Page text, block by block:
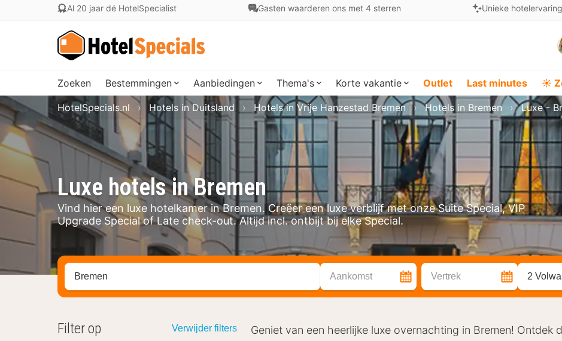
Al 20 jaar dé HotelSpecialist Gasten waarderen ons met 4 sterren Unieke
Zoeken Bestemmingen Aanbiedingen Thema's Korte vakantie Outlet Last minutes ☀️
Luxe hotels in Bremen
Vind hier een luxe hotelkamer in Bremen. Creëer een luxe verblijf met onze Suite Special, VIP
Upgrade Special of Late check-out. Altijd incl. ontbijt bij elke Special.
HotelSpecials.nl Hotels in Duitsland Hotels in Vrije Hanzestad Bremen Hotels in Bremen Luxe -
Zoek op hotel, regio of stad Aankomst Vertrek 2
Geniet van een heerlijke luxe overnachting in Bremen! Ontdek
Filter op Verwijder filters